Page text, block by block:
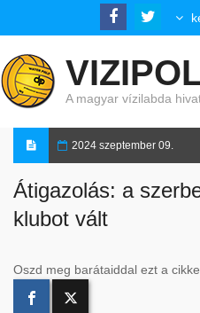
A magyar vízilabda
2024 szeptember 09.
Átigazolás: a
klubot vált
Oszd meg barátaiddal ezt a